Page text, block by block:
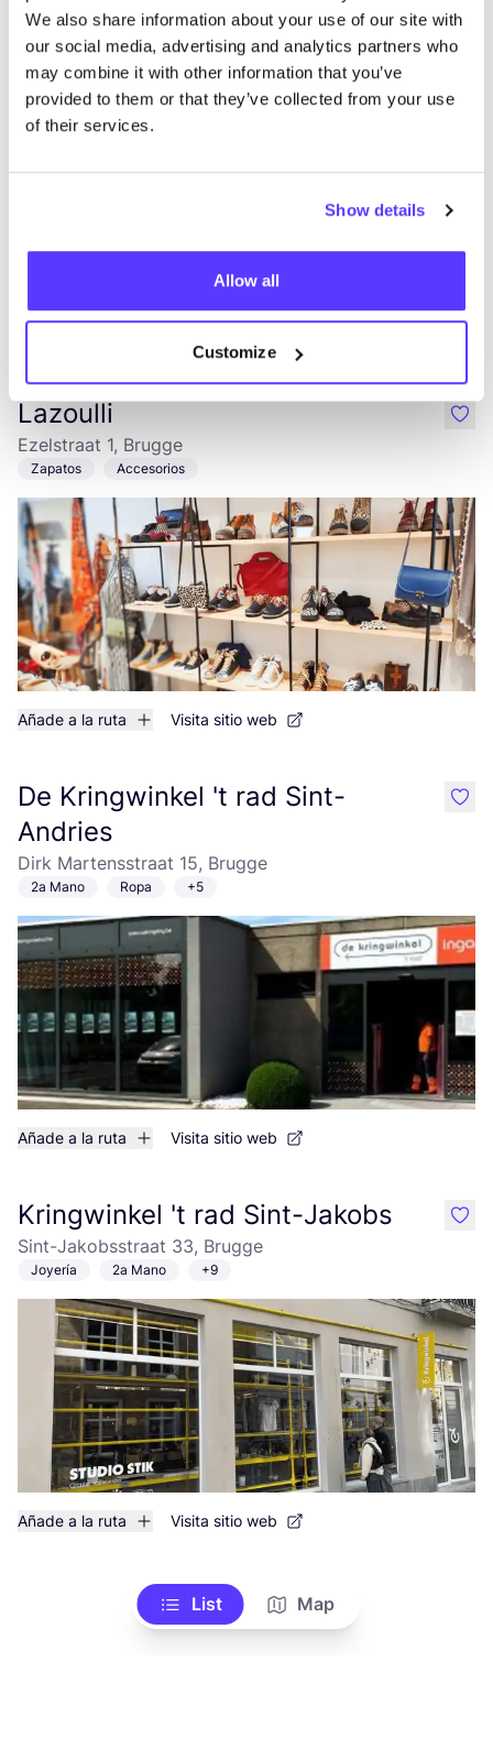
We also share information about your use of our site with
our social media, advertising and analytics partners who
may combine it with other information that you’ve
provided to them or that they’ve collected from your use
of their services.
Show details
Allow all
Customize
Kudzu
Lieven Bauwensstraat 20, Brugge
Cosméticos
Lazoulli
Ezelstraat 1, Brugge
Zapatos Accesorios
Añade a la ruta Visita sitio web
like
De Kringwinkel 't rad Sint-
Andries
Dirk Martensstraat 15, Brugge
2a Mano Ropa +5
Añade a la ruta Visita sitio web
like
Kringwinkel 't rad Sint-Jakobs
Sint-Jakobsstraat 33, Brugge
Joyería 2a Mano +9
Añade a la ruta Visita sitio web
like
List Map